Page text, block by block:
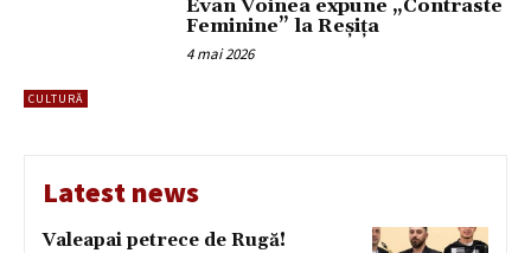
CULTURĂ
Evan Voinea expune „Contraste
Feminine” la Reșița
4 mai 2026
Latest news
Valeapai petrece de Rugă!